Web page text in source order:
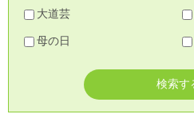
大道芸
母の日